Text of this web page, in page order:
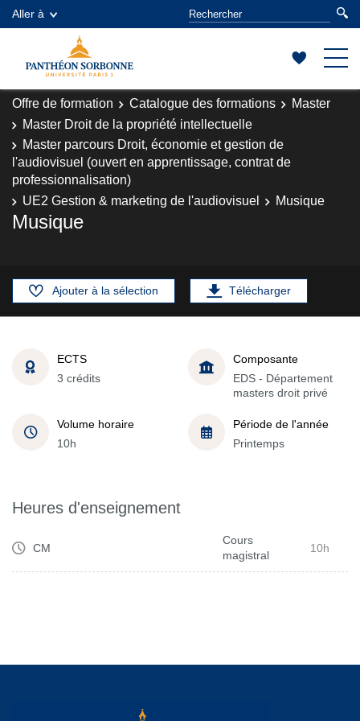
Aller à
Offre de formation Catalogue des formations
Master
Master Droit de la propriété intellectuelle
Master parcours Droit, économie et gestion de
l'audiovisuel (ouvert en apprentissage, contrat de
professionnalisation)
UE2 Gestion & marketing de l'audiovisuel
Musique
Musique
Ajouter à la sélection Télécharger
ECTS
3 crédits
Composante
EDS - Département
masters droit privé
Volume horaire
10h
Période de l'année
Printemps
Heures d'enseignement
CM
Cours
magistral
10h